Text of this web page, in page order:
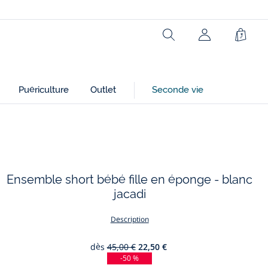
Rechercher
Mon
Puériculture Outlet Seconde vie
Ensemble short bébé fille en éponge - blanc
jacadi
Description
dès 45,00 € 22,50 €
-50 %